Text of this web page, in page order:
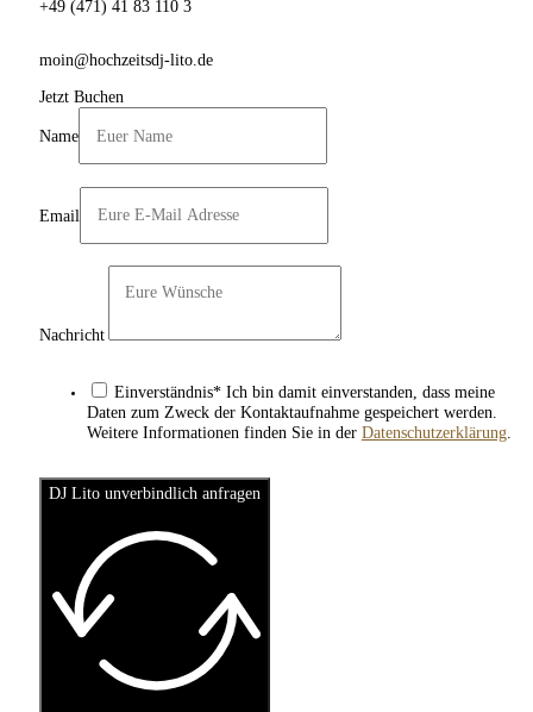
+49 (471) 41 83 110 3
moin@hochzeitsdj-lito.de
Jetzt Buchen
Name
Email
Nachricht
Einverständnis* Ich bin damit einverstanden, dass meine
Daten zum Zweck der Kontaktaufnahme gespeichert werden.
Weitere Informationen finden Sie in der Datenschutzerklärung.
DJ Lito unverbindlich anfragen